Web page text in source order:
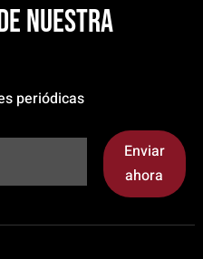
nuestra
periódicas
Enviar
ahora